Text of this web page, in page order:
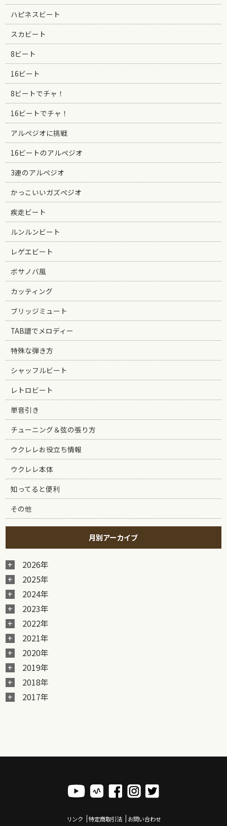
ハピネスビート
スカビート
8ビート
16ビート
8ビートでチャ！
16ビートでチャ！
アルペジオに挑戦
16ビートのアルペジオ
3連のアルペジオ
かっこいいガズペジオ
疾走ビート
ルンルンビート
レゲエビート
ボサノバ風
カッティング
ブリッジミュート
TAB譜でメロディー
特殊な弾き方
シャッフルビート
レトロビート
単音引き
チューニング＆弦の張り方
ウクレレお役立ち情報
ウクレレ本体
知ってると便利
その他
月別アーカイブ
2026年
2025年
2024年
2023年
2022年
2021年
2020年
2019年
2018年
2017年
リンク 特定商取引法 お問い合わせ